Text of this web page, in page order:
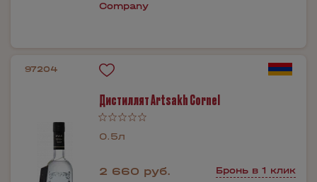
Company
97204
Дистиллят Artsakh Cornel
0.5л
2 660 руб. Бронь в 1 клик